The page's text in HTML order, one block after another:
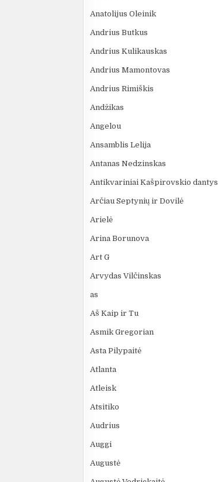
Anatolijus Oleinik
Andrius Butkus
Andrius Kulikauskas
Andrius Mamontovas
Andrius Rimiškis
Andžikas
Angelou
Ansamblis Lelija
Antanas Nedzinskas
Antikvariniai Kašpirovskio dantys
Arčiau Septynių ir Dovilė
Arielė
Arina Borunova
Art G
Arvydas Vilčinskas
as
Aš Kaip ir Tu
Asmik Gregorian
Asta Pilypaitė
Atlanta
Atleisk
Atsitiko
Audrius
Auggi
Augustė